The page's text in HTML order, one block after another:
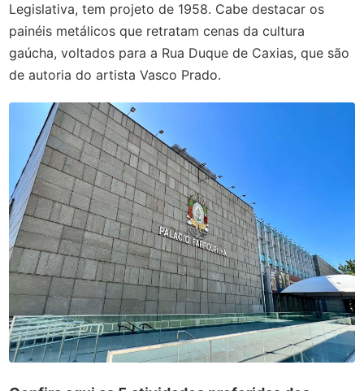
Legislativa, tem projeto de 1958. Cabe destacar os
painéis metálicos que retratam cenas da cultura
gaúcha, voltados para a Rua Duque de Caxias, que são
de autoria do artista Vasco Prado.